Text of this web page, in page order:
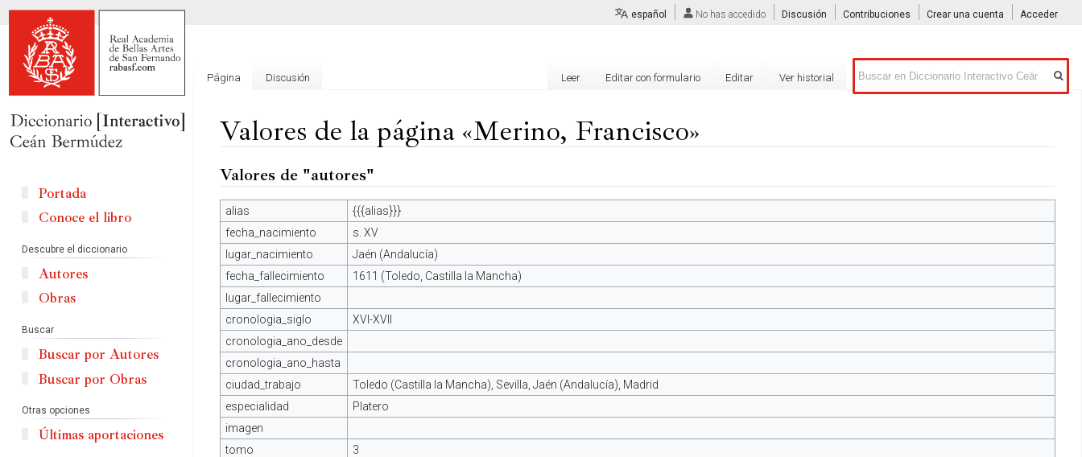
Valores de la página «Merino, Francisco»
Ir
la
navegación
Ir
la
búsqueda
Valores de "autores"
alias
{{{alias}}}
fecha_nacimiento
s. XV
lugar_nacimiento
Jaén (Andalucía)
fecha_fallecimiento
1611 (Toledo, Castilla la Mancha)
lugar_fallecimiento
cronologia_siglo
XVI-XVII
cronologia_ano_desde
cronologia_ano_hasta
ciudad_trabajo
Toledo (Castilla la Mancha), Sevilla, Jaén (Andalucía), Madrid
especialidad
Platero
imagen
tomo
3
español No has accedido Discusión Contribuciones Crear una cuenta Acceder
Página Discusión Leer Editar con formulario Editar Ver historial
Buscar
Portada
Conoce el libro
Descubre el diccionario
Autores
Obras
Buscar
Buscar por Autores
Buscar por Obras
Otras opciones
Últimas aportaciones